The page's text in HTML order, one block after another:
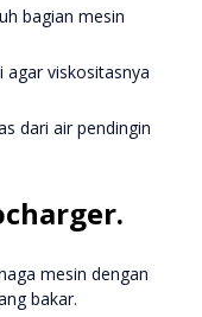
bagian mesin
agar viskositasnya
dari air pendingin
mesin dengan
bakar.